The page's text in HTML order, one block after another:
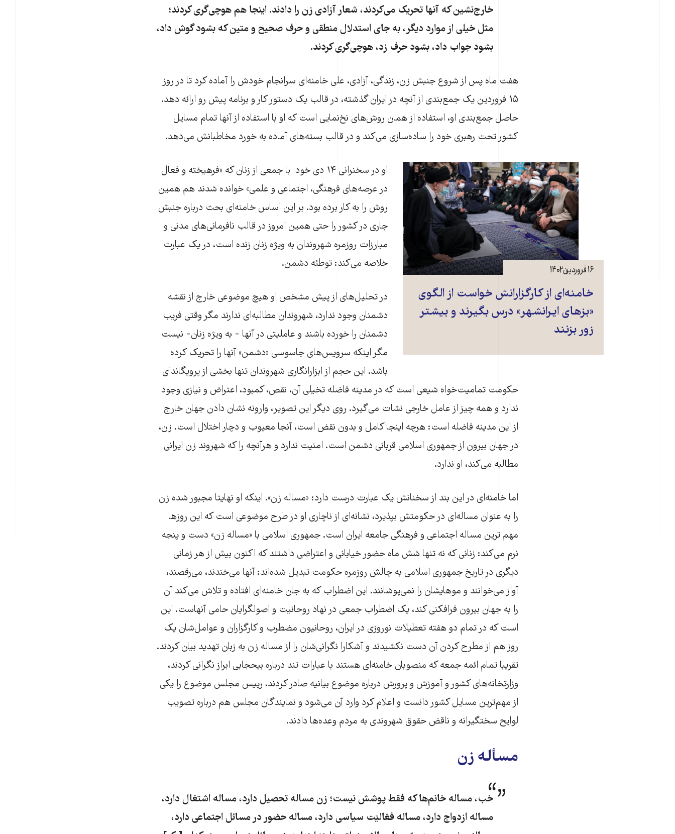
خارج‌نشین که آنها تحریک می‌کردند، شعار آزادی زن را دادند. اینجا هم هوچی‌گری کردند؛
مثل خیلی از موارد دیگر، به جای استدلال منطقی و حرف صحیح و متین که بشود گوش داد،
بشود جواب داد، بشود حرف زد، هوچی‌گری کردند.
هفت ماه پس از شروع جنبش زن، زندگی، آزادی، علی خامنه‌ای سرانجام خودش را آماده کرد تا در روز
۱۵ فروردین یک جمع‌بندی از آنچه در ایران گذشته، در قالب یک دستور کار و برنامه پیش رو ارائه دهد.
حاصل جمع‌بندی او، استفاده از همان روش‌های نخ‌نمایی است که او با استفاده از آنها تمام مسایل
کشور تحت رهبری خود را ساده‌سازی می‌کند و در قالب بسته‌های آماده به خورد مخاطبانش می‌دهد.
خامنه‌ای از کارگزارانش خواست از الگوی
«بزهای ایرانشهر» درس بگیرند و بیشتر
زور بزنند
۱۶ فروردین ۱۴۰۲
او در سخنرانی ۱۴ دی خود با جمعی از زنان که «فرهیخته و فعال
در عرصه‌های فرهنگی، اجتماعی و علمی» خوانده شدند هم همین
روش را به کار برده بود. بر این اساس خامنه‌ای بحث درباره جنبش
جاری در کشور را حتی همین امروز در قالب نافرمانی‌های مدنی و
مبارزات روزمره شهروندان به ویژه زنان زنده است، در یک عبارت
خلاصه می‌کند: توطئه دشمن.
در تحلیل‌های از پیش مشخص او هیچ موضوعی خارج از نقشه
دشمنان وجود ندارد، شهروندان مطالبه‌‌ای ندارند مگر وقتی فریب
دشمنان را خورده باشند و عاملیتی در آنها - به ویژه زنان- نیست
مگر اینکه سرویس‌های جاسوسی «دشمن» آنها را تحریک کرده
باشد. این حجم از ابزارانگاری شهروندان تنها بخشی از پروپگاندای
حکومت تمامیت‌خواه شیعی است که در مدینه فاضله تخیلی آن، نقص، کمبود، اعتراض و نیازی وجود
ندارد و همه چیز از عامل خارجی نشات می‌گیرد. روی دیگر این تصویر، وارونه نشان دادن جهان خارج
از این مدینه فاضله است: هرچه اینجا کامل و بدون نقض است، آنجا معیوب و دچار اختلال است. زن،
در جهان بیرون از جمهوری اسلامی قربانی دشمن است. امنیت ندارد و هرآنچه را که شهروند زن ایرانی
مطالبه می‌کند، او ندارد.
اما خامنه‌ای در این بند از سخنانش یک عبارت درست دارد: «مساله زن». اینکه او نهایتا مجبور شده زن
را به عنوان مساله‌ای در حکومتش بپذیرد، نشانه‌ای از ناچاری او در طرح موضوعی است که این روزها
مهم ترین مساله اجتماعی و فرهنگی جامعه‌ ایران است. جمهوری اسلامی با «مساله زن» دست و پنجه
نرم می‌کند: زنانی که نه تنها شش ماه حضور خیابانی و اعتراضی داشتند که اکنون بیش از هر زمانی
دیگری در تاریخ جمهوری اسلامی به چالش روزمره حکومت تبدیل شده‌اند: آنها می‌خندند، می‌رقصند،
آواز می‌خوانند و موهایشان را نمی‌پوشانند. این اضطراب که به جان خامنه‌ای افتاده و تلاش می‌کند آن
را به جهان بیرون فرافکنی کند، یک اضطراب جمعی در نهاد روحانیت و اصولگرایان حامی آنهاست. این
است که در تمام دو هفته تعطیلات نوروزی در ایران، روحانیون مضطرب و کارگزاران و عوامل‌شان یک
روز هم از مطرح کردن آن دست نکشیدند و آشکارا نگرانی‌شان را از مساله زن به زبان تهدید بیان کردند.
تقریبا تمام ائمه جمعه که منصوبان خامنه‌ای هستند با عبارات تند درباره بیحجابی ابراز نگرانی کردند،
وزارتخانه‌های کشور و آموزش و پرورش درباره موضوع بیانیه صادر کردند، رییس مجلس موضوع را یکی
از مهم‌ترین مسایل کشور دانست و اعلام کرد وارد آن می‌شود و نمایندگان مجلس هم درباره تصویب
لوایح سختگیرانه و ناقض حقوق شهروندی به مردم وعده‌ها دادند.
مسأله زن
خب، مساله‌ خانم‌ها که فقط پوشش نیست؛ زن مساله‌ تحصیل دارد، مساله‌ اشتغال دارد،
مساله‌ ازدواج دارد، مساله‌ فعّالیّت سیاسی دارد، مساله‌ حضور در مسائل اجتماعی دارد،